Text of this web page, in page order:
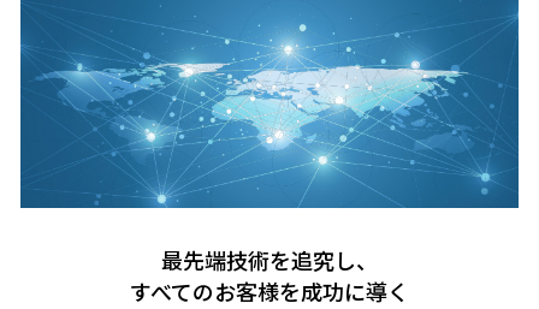
最先端技術を追究し、
すべてのお客様を成功に導く